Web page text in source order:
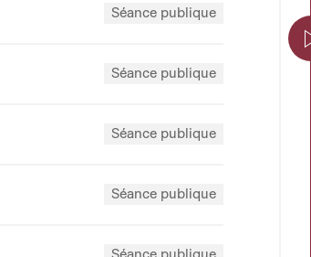
Séance publique
Séance publique
Séance publique
Séance publique